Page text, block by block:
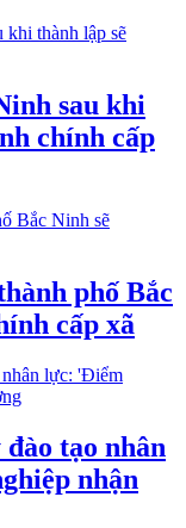
sau khi
chính cấp
phố Bắc
cấp xã
tạo nhân
nhận